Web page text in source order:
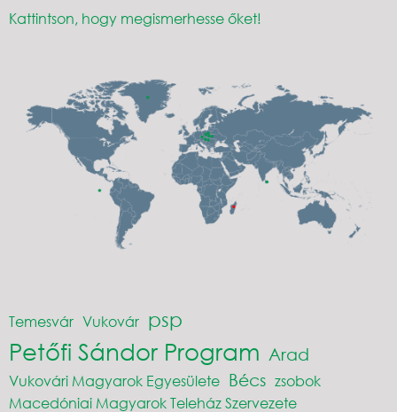
Kattintson, hogy megismerhesse őket!
Temesvár Vukovár psp
Petőfi Sándor Program Arad
Vukovári Magyarok Egyesülete Bécs zsobok
Macedóniai Magyarok Teleház Szervezete